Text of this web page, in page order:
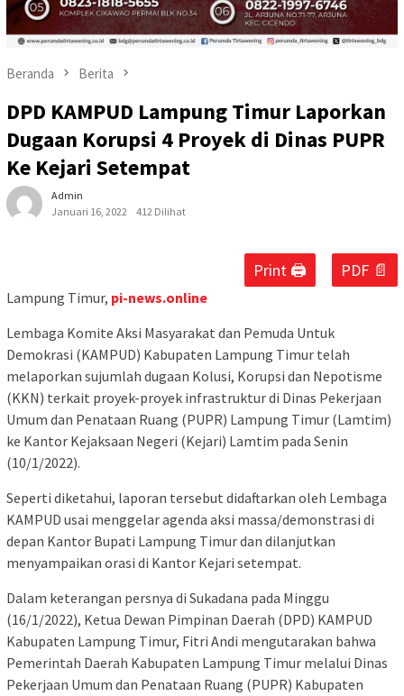
Beranda Berita
DPD KAMPUD Lampung Timur Laporkan
Dugaan Korupsi 4 Proyek di Dinas PUPR
Ke Kejari Setempat
Admin
Januari 16, 2022
412 Dilihat
Print 🖨 PDF 📄
Lampung Timur, pi-news.online
Lembaga Komite Aksi Masyarakat dan Pemuda Untuk
Demokrasi (KAMPUD) Kabupaten Lampung Timur telah
melaporkan sujumlah dugaan Kolusi, Korupsi dan Nepotisme
(KKN) terkait proyek-proyek infrastruktur di Dinas Pekerjaan
Umum dan Penataan Ruang (PUPR) Lampung Timur (Lamtim)
ke Kantor Kejaksaan Negeri (Kejari) Lamtim pada Senin
(10/1/2022).
Seperti diketahui, laporan tersebut didaftarkan oleh Lembaga
KAMPUD usai menggelar agenda aksi massa/demonstrasi di
depan Kantor Bupati Lampung Timur dan dilanjutkan
menyampaikan orasi di Kantor Kejari setempat.
Dalam keterangan persnya di Sukadana pada Minggu
(16/1/2022), Ketua Dewan Pimpinan Daerah (DPD) KAMPUD
Kabupaten Lampung Timur, Fitri Andi mengutarakan bahwa
Pemerintah Daerah Kabupaten Lampung Timur melalui Dinas
Pekerjaan Umum dan Penataan Ruang (PUPR) Kabupaten